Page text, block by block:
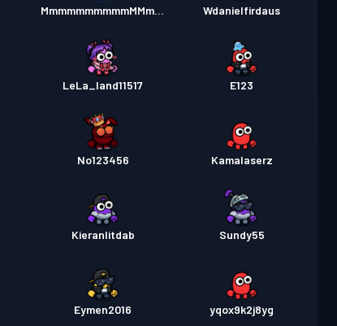
MmmmmmmmmmMMmMMMMM Wdanielfirdaus
LeLa_land11517 E123
No123456 Kamalaserz
Kieranlitdab Sundy55
Eymen2016 yqox9k2j8yg